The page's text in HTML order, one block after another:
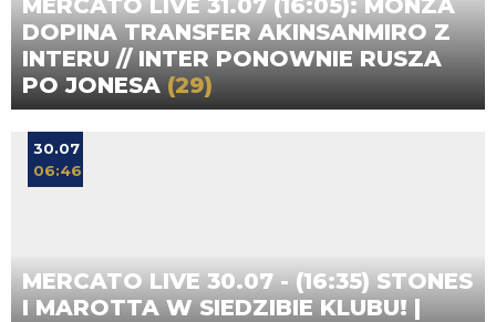
DOPINA TRANSFER AKINSANMIRO Z
INTERU // INTER PONOWNIE RUSZA
PO JONESA (29)
MERCATO LIVE 30.07 - (16:35) STONES
I MAROTTA W SIEDZIBIE KLUBU! |
30.07
06:46